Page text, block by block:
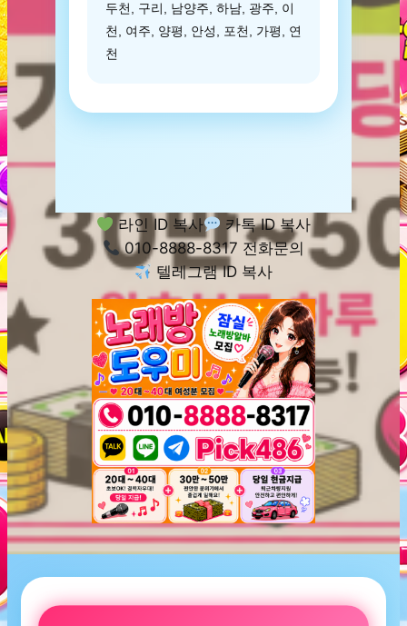
두천, 구리, 남양주, 하남, 광주, 이
천, 여주, 양평, 안성, 포천, 가평, 연
천
라인 ID 복사
카톡 ID 복사
010-8888-8317 전화문의
텔레그램 ID 복사